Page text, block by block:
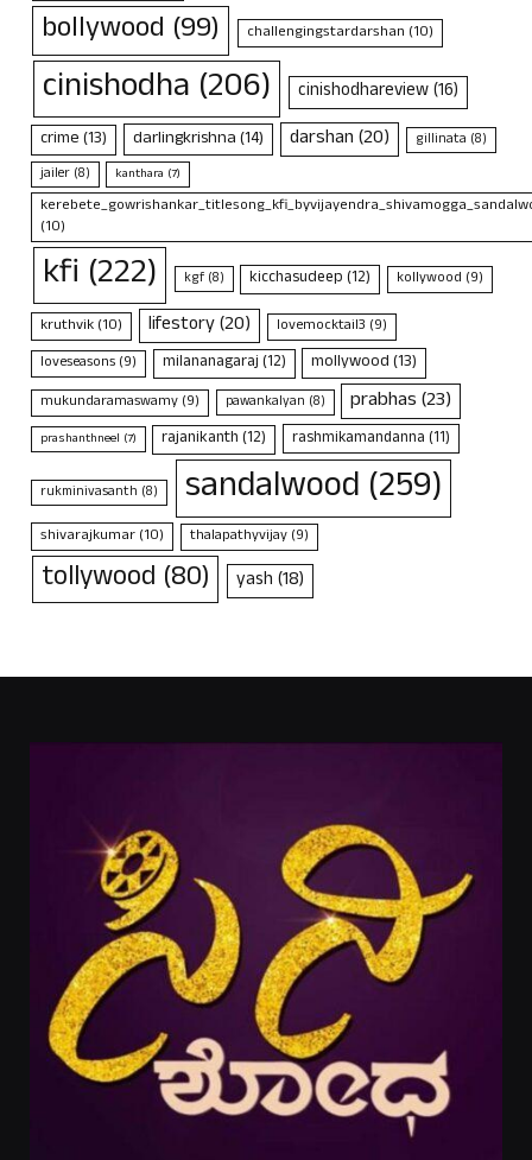
bollywood (99) challengingstardarshan (10)
cinishodha (206) cinishodhareview(16)
crime(13) darlingkrishna(14) darshan(20) gillinata (8)
jailer (8) kanthara (7)
(10)
kfi (222) kgf(8) kicchasudeep(12) kollywood (9)
kruthvik(10) lifestory(20) lovemocktail3 (9)
loveseasons (9) milananagaraj(12) mollywood(13)
mukundaramaswamy (9) pawankalyan (8) prabhas(23)
prashanthneel (7) rajanikanth(12) rashmikamandanna(11)
rukminivasanth (8) sandalwood (259)
shivarajkumar(10) thalapathyvijay(9)
tollywood (80) yash(18)